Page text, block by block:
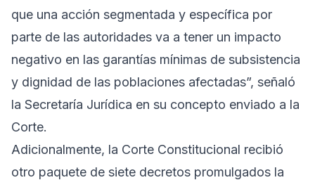
que una acción segmentada y específica por
parte de las autoridades va a tener un impacto
negativo en las garantías mínimas de subsistencia
y dignidad de las poblaciones afectadas”, señaló
la Secretaría Jurídica en su concepto enviado a la
Corte.
Adicionalmente, la Corte Constitucional recibió
otro paquete de siete decretos promulgados la